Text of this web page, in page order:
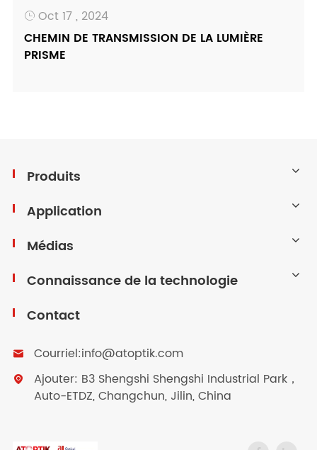
 Oct 17 , 2024
CHEMIN DE TRANSMISSION DE LA LUMIÈRE
PRISME
Produits
Application
Médias
Connaissance de la technologie
Contact
 Courriel:info@atoptik.com

Ajouter: B3 Shengshi Shengshi Industrial Park，
Auto-ETDZ, Changchun, Jilin, China